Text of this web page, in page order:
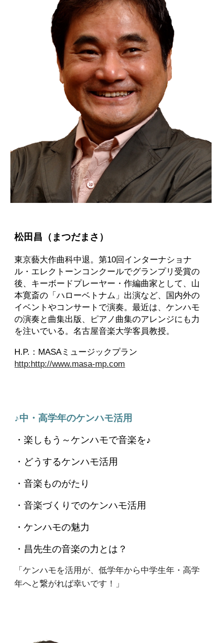
松田昌（まつだまさ）
東京藝大作曲科中退。第10回インターナショナ
ル・エレクトーンコンクールでグランプリ受賞の
後、キーボードプレーヤー・作編曲家として、山
本寛斎の「ハローベトナム」出演など、国内外の
イベントやコンサートで演奏。最近は、ケンハモ
の演奏と曲集出版、ピアノ曲集のアレンジにも力
を注いでいる。名古屋音楽大学客員教授。
H.P.：MASAミュージックプラン
http:http://www.masa-mp.com
♪中・高学年のケンハモ活用
・楽しもう～ケンハモで音楽を♪
・どうするケンハモ活用
・音楽ものがたり
・音楽づくりでのケンハモ活用
・ケンハモの魅力
・昌先生の音楽の力とは？
「ケンハモを活用が、低学年から中学生年・高学
年へと繋がれば幸いです！」